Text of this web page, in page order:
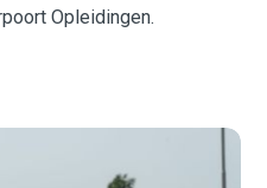
Opleidingen.